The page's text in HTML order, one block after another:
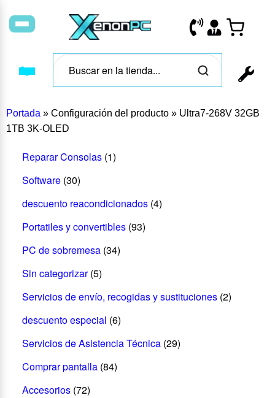
Portada » Configuración del producto » Ultra7-268V 32GB
1TB 3K-OLED
Reparar Consolas (1)
Software (30)
descuento reacondicionados (4)
Portatiles y convertibles (93)
PC de sobremesa (34)
Sin categorizar (5)
Servicios de envío, recogidas y sustituciones (2)
descuento especial (6)
Servicios de Asistencia Técnica (29)
Comprar pantalla (84)
Accesorios (72)